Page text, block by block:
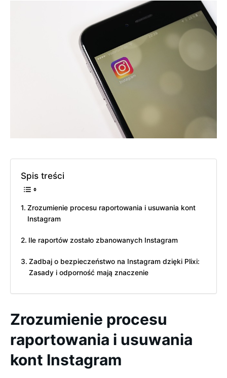
Spis treści
Zrozumienie procesu raportowania i usuwania kont
Instagram
Ile raportów zostało zbanowanych Instagram
Zadbaj o bezpieczeństwo na Instagram dzięki Plixi:
Zasady i odporność mają znaczenie
Zrozumienie procesu
raportowania i usuwania
kont Instagram